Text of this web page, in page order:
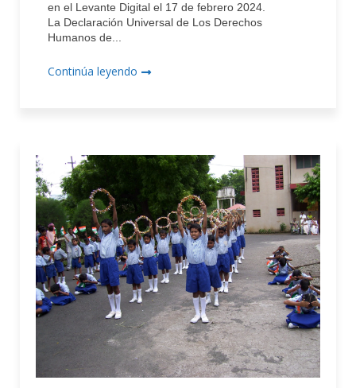
en el Levante Digital el 17 de febrero 2024.
La Declaración Universal de Los Derechos
Humanos de...
Continúa leyendo